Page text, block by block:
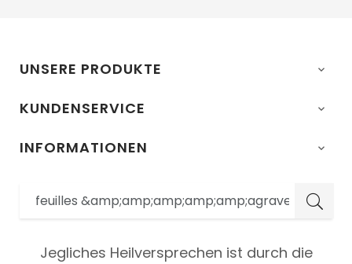
UNSERE PRODUKTE 
KUNDENSERVICE 
INFORMATIONEN 
Jegliches Heilversprechen ist durch die